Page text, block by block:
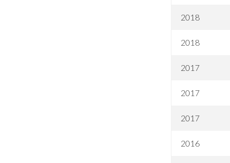
2018
2018
2017
2017
2017
2016